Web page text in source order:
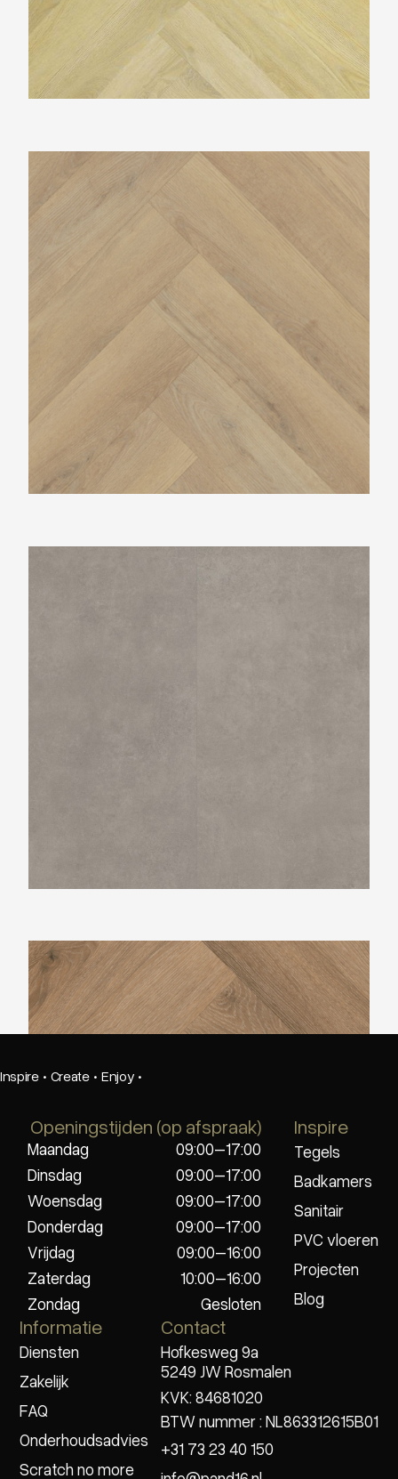
Belakos Palazzo Visgraat XL72
Belakos Rustico Visgraat 30
Inspire · Create · Enjoy ·
Openingstijden (op afspraak)
Maandag
09:00–17:00
Dinsdag
09:00–17:00
Woensdag
09:00–17:00
Donderdag
09:00–17:00
Vrijdag
09:00–16:00
Zaterdag
10:00–16:00
Zondag
Gesloten
Inspire
Tegels
Badkamers
Sanitair
PVC vloeren
Projecten
Blog
Informatie
Diensten
Zakelijk
FAQ
Onderhoudsadvies
Scratch no more
Contact
Hofkesweg 9a
5249 JW Rosmalen
KVK: 84681020
BTW nummer : NL863312615B01
+31 73 23 40 150